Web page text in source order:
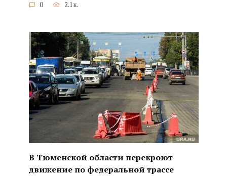
0 2.1к.
В Тюменской области перекроют
движение по федеральной трассе